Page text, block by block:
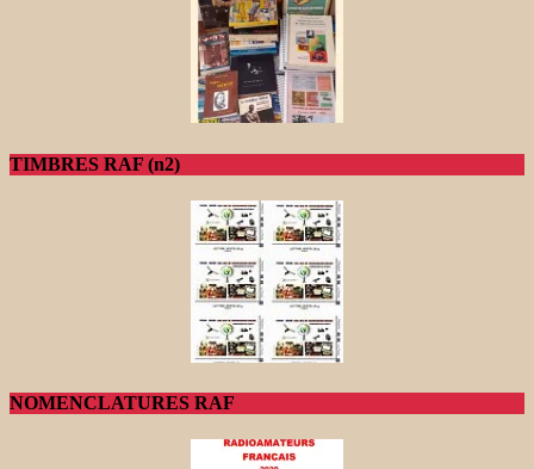
TIMBRES RAF (n2)
NOMENCLATURES RAF